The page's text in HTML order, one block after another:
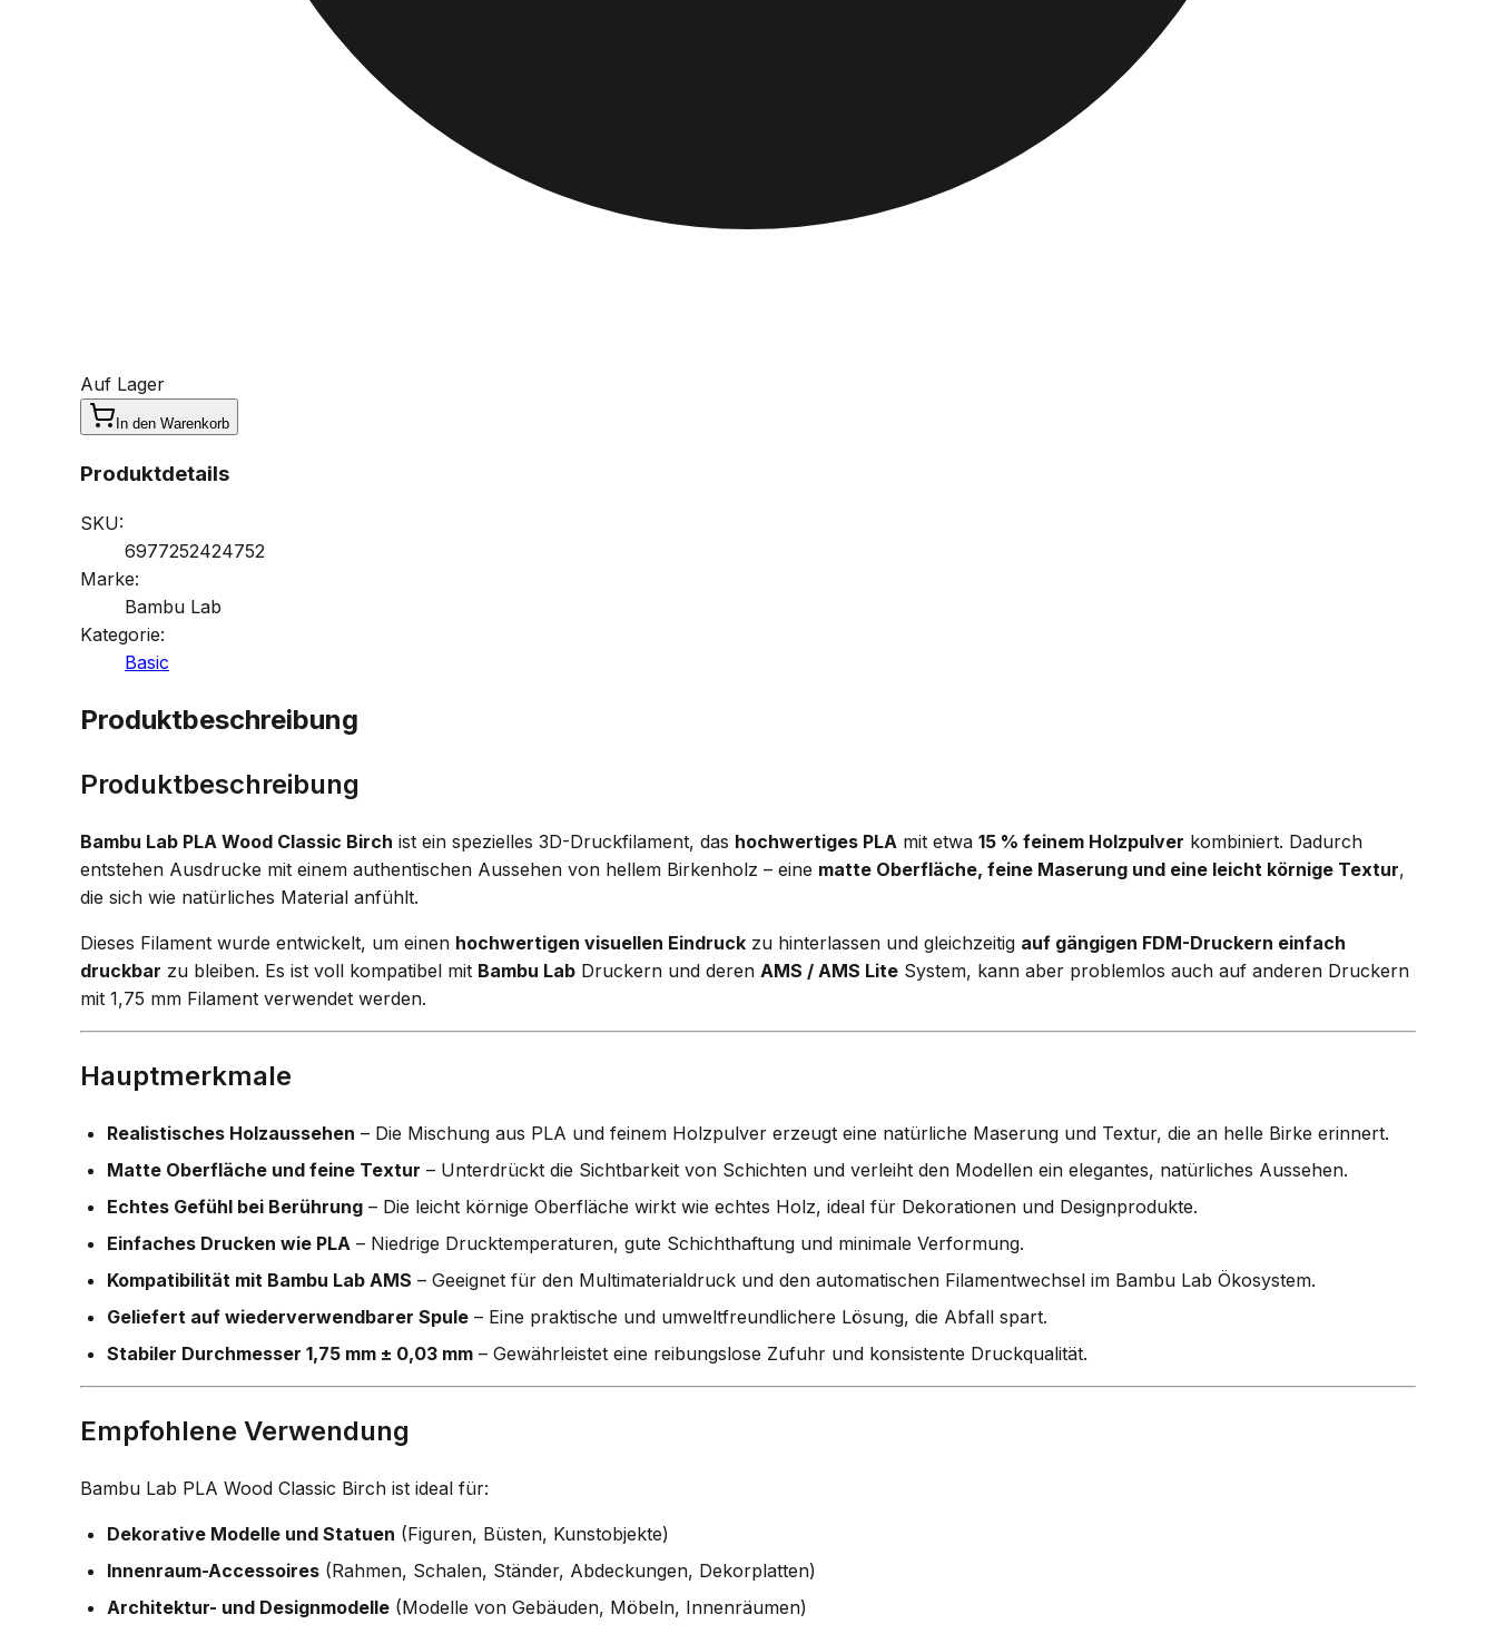
Auf Lager
In den Warenkorb
Produktdetails
SKU:
6977252424752
Marke:
Bambu Lab
Kategorie:
Basic
Produktbeschreibung
Produktbeschreibung
Bambu Lab PLA Wood Classic Birch ist ein spezielles 3D-Druckfilament, das hochwertiges PLA mit etwa 15 % feinem Holzpulver kombiniert. Dadurch
entstehen Ausdrucke mit einem authentischen Aussehen von hellem Birkenholz – eine matte Oberfläche, feine Maserung und eine leicht körnige Textur,
die sich wie natürliches Material anfühlt.
Dieses Filament wurde entwickelt, um einen hochwertigen visuellen Eindruck zu hinterlassen und gleichzeitig auf gängigen FDM-Druckern einfach
druckbar zu bleiben. Es ist voll kompatibel mit Bambu Lab Druckern und deren AMS / AMS Lite System, kann aber problemlos auch auf anderen Druckern
mit 1,75 mm Filament verwendet werden.
Hauptmerkmale
Realistisches Holzaussehen – Die Mischung aus PLA und feinem Holzpulver erzeugt eine natürliche Maserung und Textur, die an helle Birke erinnert.
Matte Oberfläche und feine Textur – Unterdrückt die Sichtbarkeit von Schichten und verleiht den Modellen ein elegantes, natürliches Aussehen.
Echtes Gefühl bei Berührung – Die leicht körnige Oberfläche wirkt wie echtes Holz, ideal für Dekorationen und Designprodukte.
Einfaches Drucken wie PLA – Niedrige Drucktemperaturen, gute Schichthaftung und minimale Verformung.
Kompatibilität mit Bambu Lab AMS – Geeignet für den Multimaterialdruck und den automatischen Filamentwechsel im Bambu Lab Ökosystem.
Geliefert auf wiederverwendbarer Spule – Eine praktische und umweltfreundlichere Lösung, die Abfall spart.
Stabiler Durchmesser 1,75 mm ± 0,03 mm – Gewährleistet eine reibungslose Zufuhr und konsistente Druckqualität.
Empfohlene Verwendung
Bambu Lab PLA Wood Classic Birch ist ideal für:
Dekorative Modelle und Statuen (Figuren, Büsten, Kunstobjekte)
Innenraum-Accessoires (Rahmen, Schalen, Ständer, Abdeckungen, Dekorplatten)
Architektur- und Designmodelle (Modelle von Gebäuden, Möbeln, Innenräumen)